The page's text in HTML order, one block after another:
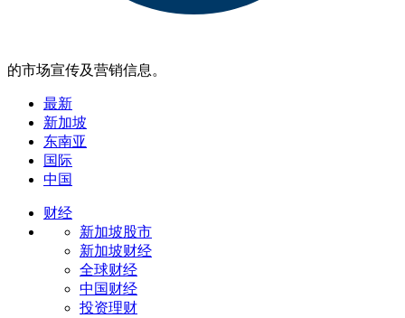
的市场宣传及营销信息。
最新
新加坡
东南亚
国际
中国
财经
新加坡股市
新加坡财经
全球财经
中国财经
投资理财